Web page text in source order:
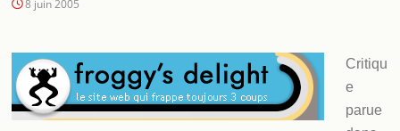
8 juin 2005
Critiqu
e
parue